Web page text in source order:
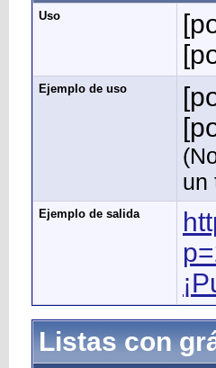
Uso
Ejemplo de uso
un
Ejemplo de salida
Listas con